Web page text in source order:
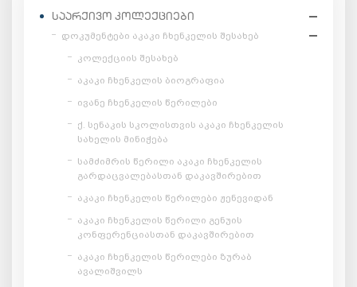
ᲡᲐᲐᲠᲥᲘᲕᲝ ᲙᲝᲚᲔᲥᲪᲘᲔᲑᲘ
დოკუმენტები აკაკი ჩხენკელის შესახებ
კოლექციის შესახებ
აკაკი ჩხენკელის ბიოგრაფია
ივანე ჩხენკელის წერილები
ქ. სენაკის სკოლისთვის აკაკი ჩხენკელის
სახელის მინიჭება
სამძიმრის წერილი აკაკი ჩხენკელის
გარდაცვალებასთან დაკავშირებით
აკაკი ჩხენკელის წერილები ჟენევიდან
აკაკი ჩხენკელის წერილი გენუის
კონფერენციასთან დაკავშირებით
აკაკი ჩხენკელის წერილები ზურაბ
ავალიშვილს